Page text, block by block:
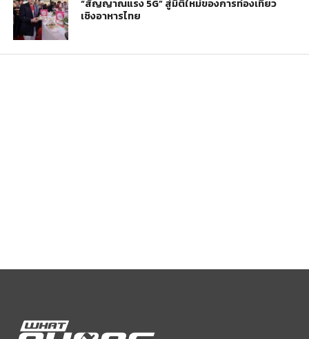
“สัญญาณแรง 5G” สู่มิติใหม่ของการท่องเที่ยว
เชิงอาหารไทย